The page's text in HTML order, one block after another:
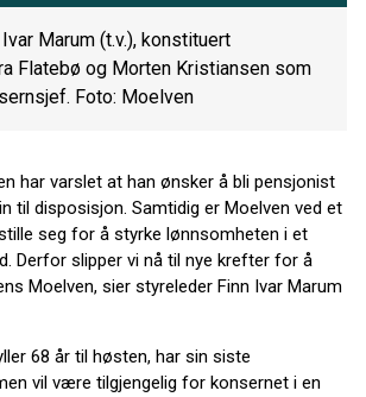
Marum (t.v.), konstituert
Flatebø og Morten Kristiansen som
Foto: Moelven
har varslet at han ønsker å bli pensjonist
til disposisjon. Samtidig er Moelven ved et
seg for å styrke lønnsomheten i et
Derfor slipper vi nå til nye krefter for å
Moelven, sier styreleder Finn Ivar Marum
68 år til høsten, har sin siste
vil være tilgjengelig for konsernet i en